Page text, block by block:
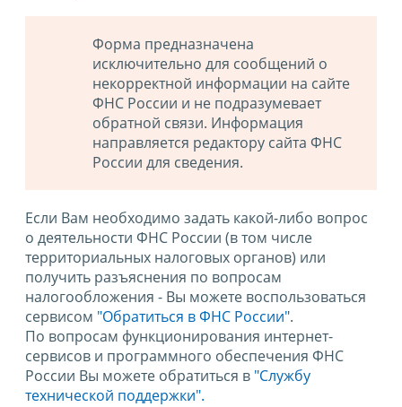
Форма предназначена
исключительно для сообщений о
некорректной информации на сайте
ФНС России и не подразумевает
обратной связи. Информация
направляется редактору сайта ФНС
России для сведения.
Если Вам необходимо задать какой-либо вопрос
о деятельности ФНС России (в том числе
территориальных налоговых органов) или
получить разъяснения по вопросам
налогообложения - Вы можете воспользоваться
сервисом "Обратиться в ФНС России".
По вопросам функционирования интернет-
сервисов и программного обеспечения ФНС
России Вы можете обратиться в "Службу
технической поддержки".